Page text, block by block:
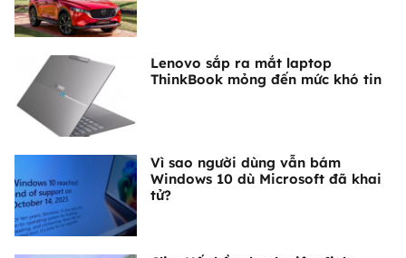
Lenovo sắp ra mắt laptop
ThinkBook mỏng đến mức khó tin
Vì sao người dùng vẫn bám
Windows 10 dù Microsoft đã khai
tử?